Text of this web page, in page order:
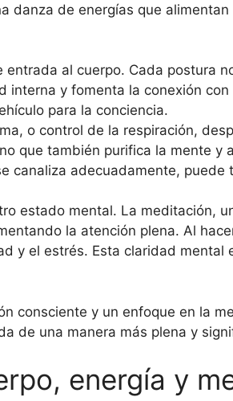
danza de energías que
al cuerpo. Cada postura
interna y fomenta la conexión
para la conciencia.
o control de la respiración,
que también purifica la mente
canaliza adecuadamente,
estado mental. La meditación,
la atención plena. Al
y el estrés. Esta claridad mental
consciente y un enfoque en la
de una manera más plena y
energía y